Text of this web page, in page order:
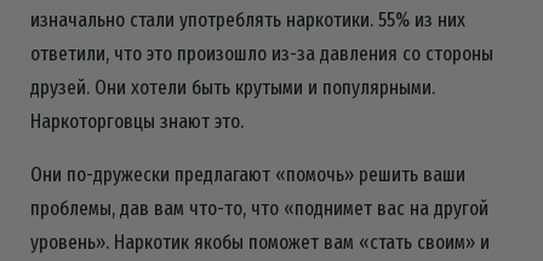
изначально стали употреблять наркотики. 55% из них
ответили, что это произошло из-за давления со стороны
друзей. Они хотели быть крутыми и популярными.
Наркоторговцы знают это.
Они по-дружески предлагают «помочь» решить ваши
проблемы, дав вам что-то, что «поднимет вас на другой
уровень». Наркотик якобы поможет вам «стать своим» и